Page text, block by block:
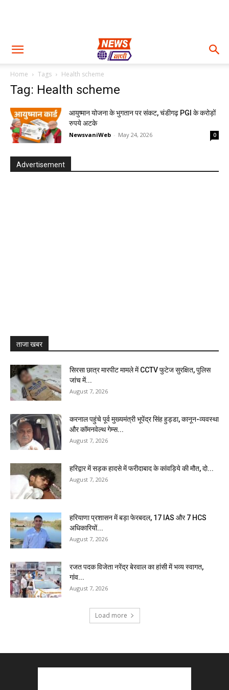
Home Tags Health scheme
Tag: Health scheme
आयुष्मान योजना के भुगतान पर संकट, चंडीगढ़ PGI के करोड़ों
रुपये अटके
NewsvaniWeb - May 24, 2026 0
Advertisement
ताजा खबर
सिरसा छात्र मारपीट मामले में CCTV फुटेज सुरक्षित, पुलिस
जांच में...
August 7, 2026
करनाल पहुंचे पूर्व मुख्यमंत्री भूपेंद्र सिंह हुड्डा, कानून-व्यवस्था
और कॉमनवेल्थ गेम्स...
August 7, 2026
हरिद्वार में सड़क हादसे में फरीदाबाद के कांवड़िये की मौत, दो...
August 7, 2026
हरियाणा प्रशासन में बड़ा फेरबदल, 17 IAS और 7 HCS
अधिकारियों...
August 7, 2026
रजत पदक विजेता नरेंद्र बेरवाल का हांसी में भव्य स्वागत,
गांव...
August 7, 2026
Load more